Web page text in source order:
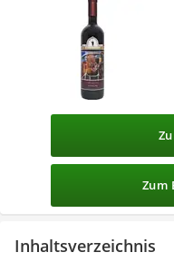
Zum
Inhaltsverzeichnis